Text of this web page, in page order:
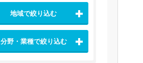
地域で絞り込む
分野・業種で絞り込む